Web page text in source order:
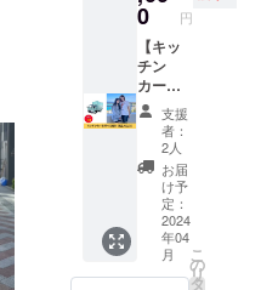
膨張
剤、酢
酸Na、
メタリ
ン酸
Na、香
料、乳
酸Ca、
カロチ
ノイド
色素、
(一部に
乳成
分・小
～17時
などの
うちお
好きな
時間）
・場
所：和
歌山県
内イベ
ント会
細は
メール
にて調
いただ
く場合
があり
ます。
お断り
させて
いただ
いた場
合にお
いても
返金は
いたし
かねま
す。
が壊れ
るまで
※掲載内
容は
メール
にて打
合せさ
せてい
ただき
ます。
※ネット
ワーク
販売ま
たは企
業イ
権利で
す。 南
国のイ
メージ
をコン
セプト
にした
明るく
元気に
なれる
キッチ
ンカー
で盛り
上げま
す！ ■
0 円
【キッ
チン
カーを
呼べる
権利
（商品
代込
み）】
キッチ
ンカー
ナナイ
ロをあ
なたの
支援
者：
2人
お届
け予
定：
2024
年04
月
こ
の
リ
タ